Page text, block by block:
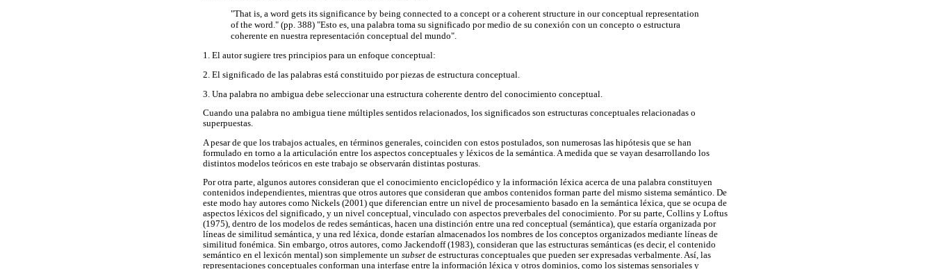
"That is, a word gets its significance by being connected to a concept or a coherent structure in our conceptual representation
of the word." (pp. 388) "Esto es, una palabra toma su significado por medio de su conexión con un concepto o estructura
coherente en nuestra representación conceptual del mundo".
1. El autor sugiere tres principios para un enfoque conceptual:
2. El significado de las palabras está constituido por piezas de estructura conceptual.
3. Una palabra no ambigua debe seleccionar una estructura coherente dentro del conocimiento conceptual.
Cuando una palabra no ambigua tiene múltiples sentidos relacionados, los significados son estructuras conceptuales relacionadas o
superpuestas.
A pesar de que los trabajos actuales, en términos generales, coinciden con estos postulados, son numerosas las hipótesis que se han
formulado en torno a la articulación entre los aspectos conceptuales y léxicos de la semántica. A medida que se vayan desarrollando los
distintos modelos teóricos en este trabajo se observarán distintas posturas.
Por otra parte, algunos autores consideran que el conocimiento enciclopédico y la información léxica acerca de una palabra constituyen
contenidos independientes, mientras que otros autores que consideran que ambos contenidos forman parte del mismo sistema semántico. De
este modo hay autores como Nickels (2001) que diferencian entre un nivel de procesamiento basado en la semántica léxica, que se ocupa de
aspectos léxicos del significado, y un nivel conceptual, vinculado con aspectos preverbales del conocimiento. Por su parte, Collins y Loftus
(1975), dentro de los modelos de redes semánticas, hacen una distinción entre una red conceptual (semántica), que estaría organizada por
líneas de similitud semántica, y una red léxica, donde estarían almacenados los nombres de los conceptos organizados mediante líneas de
similitud fonémica. Sin embargo, otros autores, como Jackendoff (1983), consideran que las estructuras semánticas (es decir, el contenido
semántico en el lexicón mental) son simplemente un subset de estructuras conceptuales que pueden ser expresadas verbalmente. Así, las
representaciones conceptuales conforman una interfase entre la información léxica y otros dominios, como los sistemas sensoriales y